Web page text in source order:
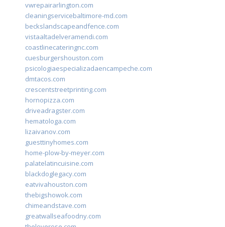
vwrepairarlington.com
cleaningservicebaltimore-md.com
beckslandscapeandfence.com
vistaaltadelveramendi.com
coastlinecateringnc.com
cuesburgershouston.com
psicologiaespecializadaencampeche.com
dmtacos.com
crescentstreetprinting.com
hornopizza.com
driveadragster.com
hematologa.com
lizaivanov.com
guesttinyhomes.com
home-plow-by-meyer.com
palatelatincuisine.com
blackdoglegacy.com
eatvivahouston.com
thebigshowok.com
chimeandstave.com
greatwallseafoodny.com